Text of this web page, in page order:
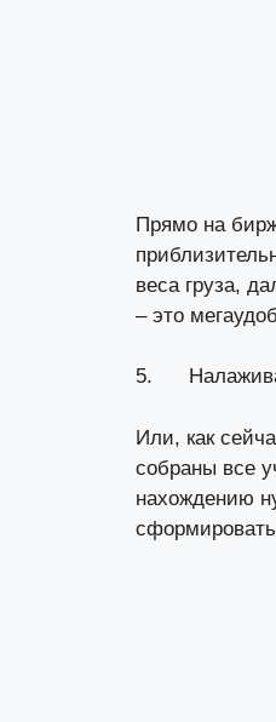
Прямо на
веса груза,
– это
5.
Или, как
собраны все
нахождению